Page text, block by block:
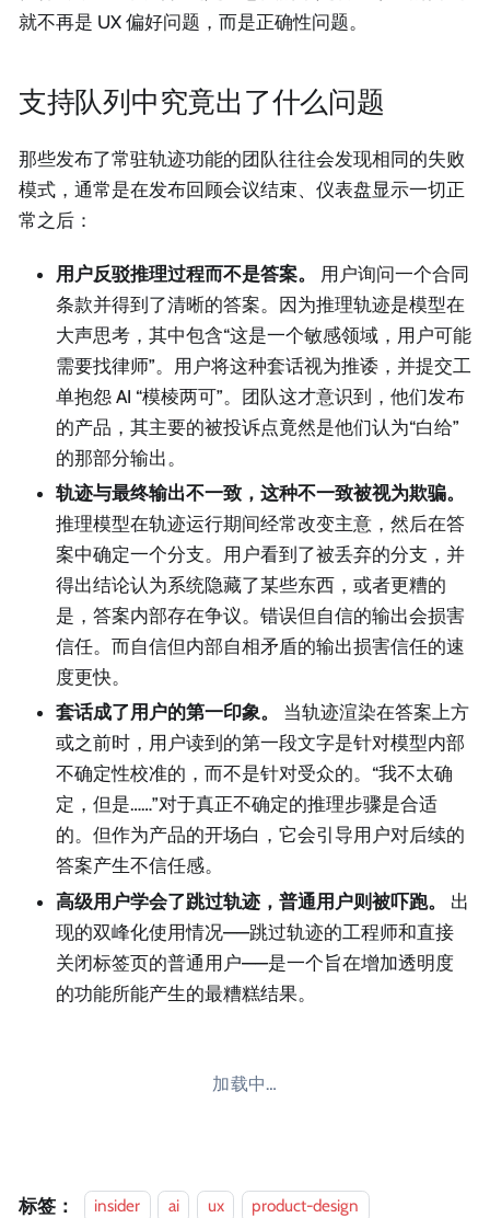
就不再是 UX 偏好问题，而是正确性问题。
支持队列中究竟出了什么问题
那些发布了常驻轨迹功能的团队往往会发现相同的失败
模式，通常是在发布回顾会议结束、仪表盘显示一切正
常之后：
用户反驳推理过程而不是答案。
用户询问一个合同
条款并得到了清晰的答案。因为推理轨迹是模型在
大声思考，其中包含“这是一个敏感领域，用户可能
需要找律师”。用户将这种套话视为推诿，并提交工
单抱怨 AI “模棱两可”。团队这才意识到，他们发布
的产品，其主要的被投诉点竟然是他们认为“白给”
的那部分输出。
轨迹与最终输出不一致，这种不一致被视为欺骗。
推理模型在轨迹运行期间经常改变主意，然后在答
案中确定一个分支。用户看到了被丢弃的分支，并
得出结论认为系统隐藏了某些东西，或者更糟的
是，答案内部存在争议。错误但自信的输出会损害
信任。而自信但内部自相矛盾的输出损害信任的速
度更快。
套话成了用户的第一印象。
当轨迹渲染在答案上方
或之前时，用户读到的第一段文字是针对模型内部
不确定性校准的，而不是针对受众的。“我不太确
定，但是……”对于真正不确定的推理步骤是合适
的。但作为产品的开场白，它会引导用户对后续的
答案产生不信任感。
高级用户学会了跳过轨迹，普通用户则被吓跑。
出
现的双峰化使用情况——跳过轨迹的工程师和直接
关闭标签页的普通用户——是一个旨在增加透明度
的功能所能产生的最糟糕结果。
加载中…
标签： insider ai ux
product-design